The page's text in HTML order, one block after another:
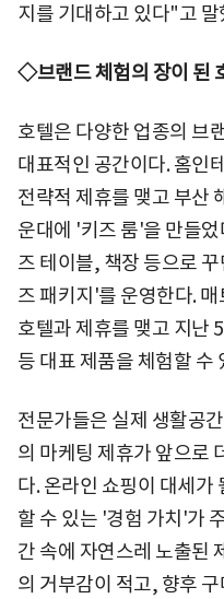
지를 기대하고 있다"고 말
◇브랜드 체험의 장이 된
호텔은 다양한 업종의 브
대표적인 공간이다. 홈인
전략적 제휴를 맺고 부산
운대에 '키즈 룸'을 만들었
즈 테이블, 책장 등으로
즈 패키지'를 운영한다.
호텔과 제휴를 맺고 지난
등 대표 제품을 체험할 수
전문가들은 실제 생활공
의 마케팅 제휴가 앞으로
다. 온라인 쇼핑이 대세가
할 수 있는 '경험 가치'가
간 속에 자연스레 노출된
의 거부감이 적고, 향후